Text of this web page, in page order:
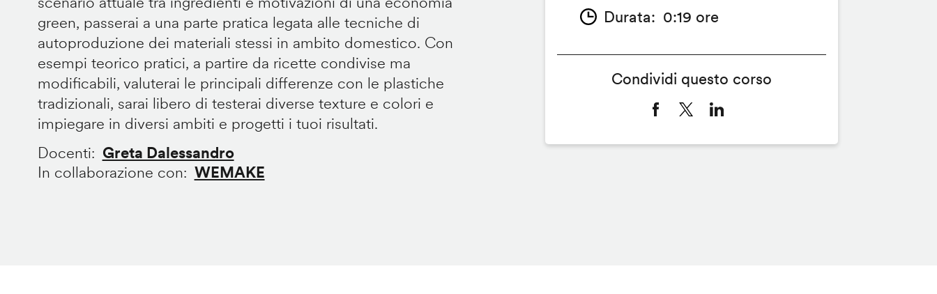
green, passerai a una parte pratica legata alle tecniche di
autoproduzione dei materiali stessi in ambito domestico. Con
esempi teorico pratici, a partire da ricette condivise ma
modificabili, valuterai le principali differenze con le plastiche
tradizionali, sarai libero di testerai diverse texture e colori e
impiegare in diversi ambiti e progetti i tuoi risultati.
Docenti
Greta Dalessandro
In collaborazione con
WEMAKE
Durata
0:19 ore
Condividi questo corso